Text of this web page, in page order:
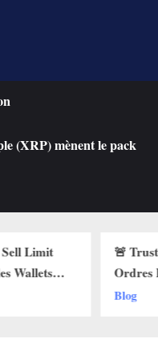
(XRP) mènent le pack
les
:
vos
une
Chute
Blog